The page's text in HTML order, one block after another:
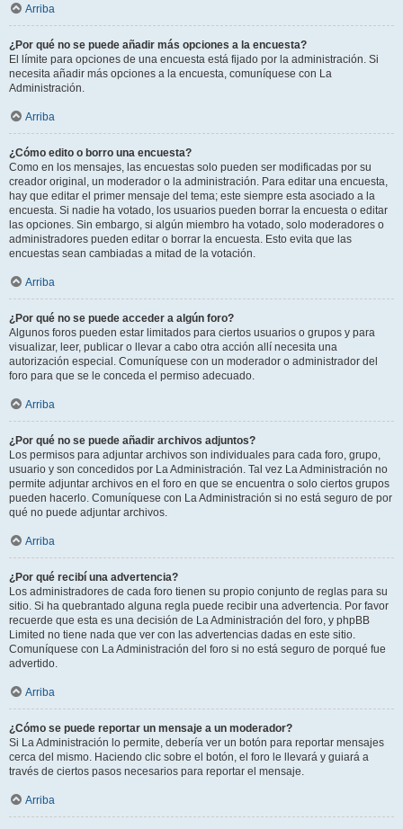
Arriba
¿Por qué no se puede añadir más opciones a la encuesta?
El límite para opciones de una encuesta está fijado por la administración. Si
necesita añadir más opciones a la encuesta, comuníquese con La
Administración.
Arriba
¿Cómo edito o borro una encuesta?
Como en los mensajes, las encuestas solo pueden ser modificadas por su
creador original, un moderador o la administración. Para editar una encuesta,
hay que editar el primer mensaje del tema; este siempre esta asociado a la
encuesta. Si nadie ha votado, los usuarios pueden borrar la encuesta o editar
las opciones. Sin embargo, si algún miembro ha votado, solo moderadores o
administradores pueden editar o borrar la encuesta. Esto evita que las
encuestas sean cambiadas a mitad de la votación.
Arriba
¿Por qué no se puede acceder a algún foro?
Algunos foros pueden estar limitados para ciertos usuarios o grupos y para
visualizar, leer, publicar o llevar a cabo otra acción allí necesita una
autorización especial. Comuníquese con un moderador o administrador del
foro para que se le conceda el permiso adecuado.
Arriba
¿Por qué no se puede añadir archivos adjuntos?
Los permisos para adjuntar archivos son individuales para cada foro, grupo,
usuario y son concedidos por La Administración. Tal vez La Administración no
permite adjuntar archivos en el foro en que se encuentra o solo ciertos grupos
pueden hacerlo. Comuníquese con La Administración si no está seguro de por
qué no puede adjuntar archivos.
Arriba
¿Por qué recibí una advertencia?
Los administradores de cada foro tienen su propio conjunto de reglas para su
sitio. Si ha quebrantado alguna regla puede recibir una advertencia. Por favor
recuerde que esta es una decisión de La Administración del foro, y phpBB
Limited no tiene nada que ver con las advertencias dadas en este sitio.
Comuníquese con La Administración del foro si no está seguro de porqué fue
advertido.
Arriba
¿Cómo se puede reportar un mensaje a un moderador?
Si La Administración lo permite, debería ver un botón para reportar mensajes
cerca del mismo. Haciendo clic sobre el botón, el foro le llevará y guiará a
través de ciertos pasos necesarios para reportar el mensaje.
Arriba